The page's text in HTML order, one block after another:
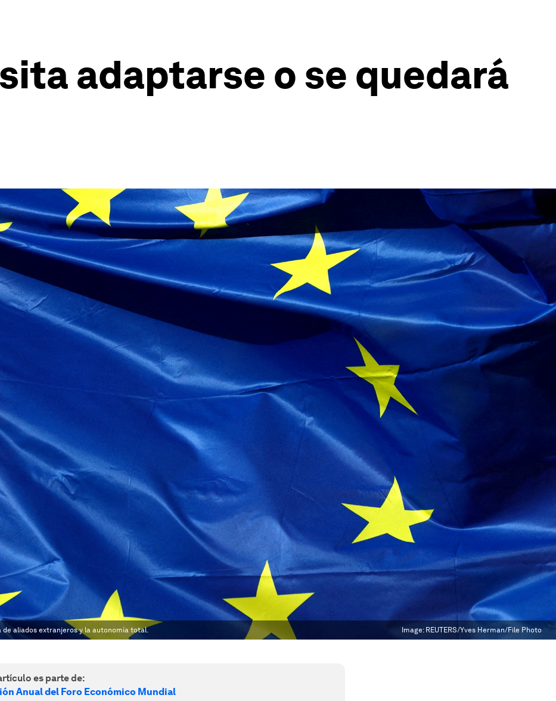
adaptarse o se quedará
de aliados extranjeros y la autonomía total. Image: REUTERS/Yves Herman/File Photo
es parte de:
Anual del Foro Económico Mundial